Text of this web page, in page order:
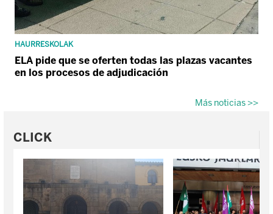
HAURRESKOLAK
ELA pide que se oferten todas las plazas vacantes
en los procesos de adjudicación
Más noticias >>
CLICK